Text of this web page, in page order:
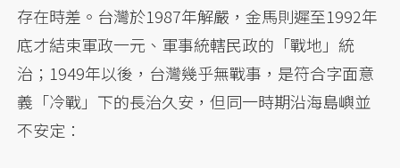
存在時差。台灣於1987年解嚴，金馬則遲至1992年
底才結束軍政一元、軍事統轄民政的「戰地」統
治；1949年以後，台灣幾乎無戰事，是符合字面意
義「冷戰」下的長治久安，但同一時期沿海島嶼並
不安定：